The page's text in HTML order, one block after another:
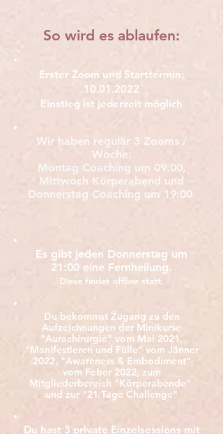
So wird es ablaufen:
Erster Zoom und Starttermin:
10.01.2022
Einstieg ist jederzeit möglich
Wir haben regulär 3 Zooms /
Woche:
Montag Coaching um 09:00,
Mittwoch Körperabend und
Donnerstag Coaching um 19:00.
Es gibt jeden Donnerstag um
21:00 eine Fernheilung.
Diese findet offline statt.
Du bekommst Zugang zu den
Aufzeichnungen der Minikurse
"Aurachirurgie" vom Mai 2021,
"Manifestieren und Fülle" vom Jänner
2022, "Awareness & Embodiment"
vom Feber 2022, zum
Mitgliederbereich "Körperabende"
und zur "21 Tage Challenge"
Du hast 3 private Einzelsessions mit